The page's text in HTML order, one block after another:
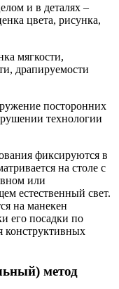
и в деталях –
цвета, рисунка,
мягкости,
драпируемости
посторонних
технологии
фиксируются в
на столе с
или
естественный свет.
на манекен
его посадки по
конструктивных
метод